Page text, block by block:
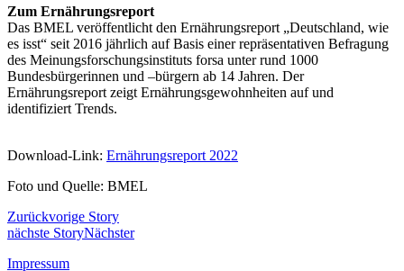
Zum Ernährungsreport
Das BMEL veröffentlicht den Ernährungsreport „Deutschland, wie
es isst“ seit 2016 jährlich auf Basis einer repräsentativen Befragung
des Meinungsforschungsinstituts forsa unter rund 1000
Bundesbürgerinnen und –bürgern ab 14 Jahren. Der
Ernährungsreport zeigt Ernährungsgewohnheiten auf und
identifiziert Trends.
Download-Link: Ernährungsreport 2022
Foto und Quelle: BMEL
Zurückvorige Story
nächste StoryNächster
Impressum